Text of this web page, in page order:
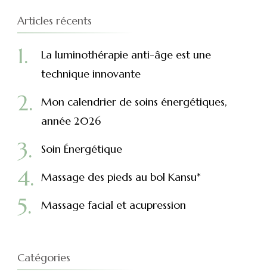
Articles récents
La luminothérapie anti-âge est une
technique innovante
Mon calendrier de soins énergétiques,
année 2026
Soin Énergétique
Massage des pieds au bol Kansu*
Massage facial et acupression
Catégories